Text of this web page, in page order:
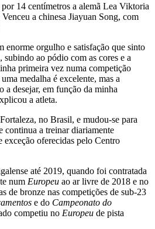
14 centímetros a alemã Lea Viktoria
a chinesa Jiayuan Song, com
enorme orgulho e satisfação que sinto
subindo ao pódio com as cores e a
primeira vez numa competição
medalha é excelente, mas a
a desejar, em função da minha
a atleta.
no Brasil, e mudou-se para
continua a treinar diariamente
exceção oferecidas pelo Centro
até 2019, quando foi contratada
num Europeu ao ar livre de 2018 e no
de bronze nas competições de sub-23
e do Campeonato do
competiu no Europeu de pista